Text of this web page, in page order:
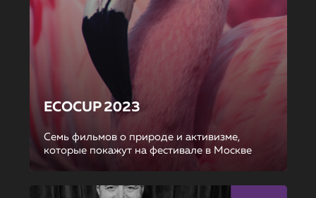
ECOCUP 2023
Семь фильмов о природе и активизме,
которые покажут на фестивале в Москве